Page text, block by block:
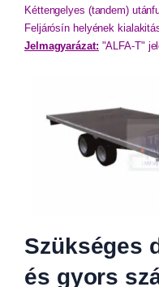
Kéttengelyes (tandem)
Feljárósín helyének
Jelmagyarázat: "ALFA-T"
Szükséges
és gyors